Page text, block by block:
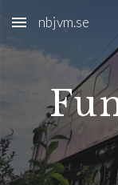
Skip to main content
nbjvm.se